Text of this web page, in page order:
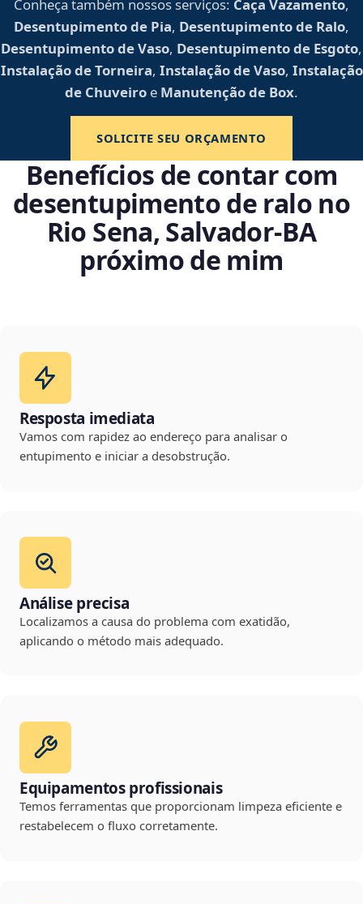
Conheça também nossos serviços: Caça Vazamento,
Desentupimento de Pia, Desentupimento de Ralo,
Desentupimento de Vaso, Desentupimento de Esgoto,
Instalação de Torneira, Instalação de Vaso, Instalação
de Chuveiro e Manutenção de Box.
SOLICITE SEU ORÇAMENTO
Benefícios de contar com
desentupimento de ralo no
Rio Sena, Salvador‑BA
próximo de mim
Resposta imediata
Vamos com rapidez ao endereço para analisar o
entupimento e iniciar a desobstrução.
Análise precisa
Localizamos a causa do problema com exatidão,
aplicando o método mais adequado.
Equipamentos profissionais
Temos ferramentas que proporcionam limpeza eficiente e
restabelecem o fluxo corretamente.